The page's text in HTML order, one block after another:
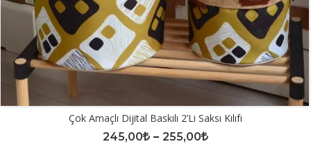
Çok Amaçlı Dijital Baskılı 2’li Saksı Kılıfı
245,00
– 255,00